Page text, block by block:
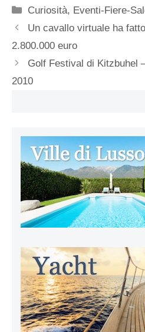
Categorie
Curiosità, Eventi-Fiere-
Un cavallo virtuale ha
2.800.000 euro
Golf Festival di Kitzbuhel
2010